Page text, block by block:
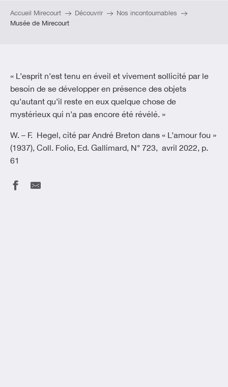
Accueil Mirecourt Découvrir
Nos incontournables
Musée de Mirecourt
« L’esprit n’est tenu en éveil et vivement sollicité par le
besoin de se développer en présence des objets
qu’autant qu’il reste en eux quelque chose de
mystérieux qui n’a pas encore été révélé. »
W. – F. Hegel, cité par André Breton dans « L’amour fou »
(1937), Coll. Folio, Ed. Gallimard, N° 723, avril 2022, p.
61